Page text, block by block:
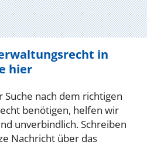
in
hier
nach dem richtigen
benötigen, helfen wir
unverbindlich. Schreiben
Nachricht über das